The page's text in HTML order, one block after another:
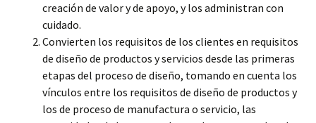
creación de valor y de apoyo, y los administran con
cuidado.
Convierten los requisitos de los clientes en requisitos
de diseño de productos y servicios desde las primeras
etapas del proceso de diseño, tomando en cuenta los
vínculos entre los requisitos de diseño de productos y
los de proceso de manufactura o servicio, las